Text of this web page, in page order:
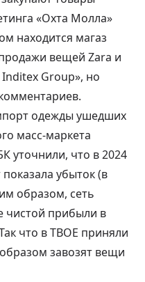
«Охта Молла»
находится магаз
вещей Zara и
Group», но
одежды ушедших
масс-маркета
уточнили, что в 2024
убыток (в
образом, сеть
чистой прибыли в
что в ТВОЕ приняли
завозят вещи